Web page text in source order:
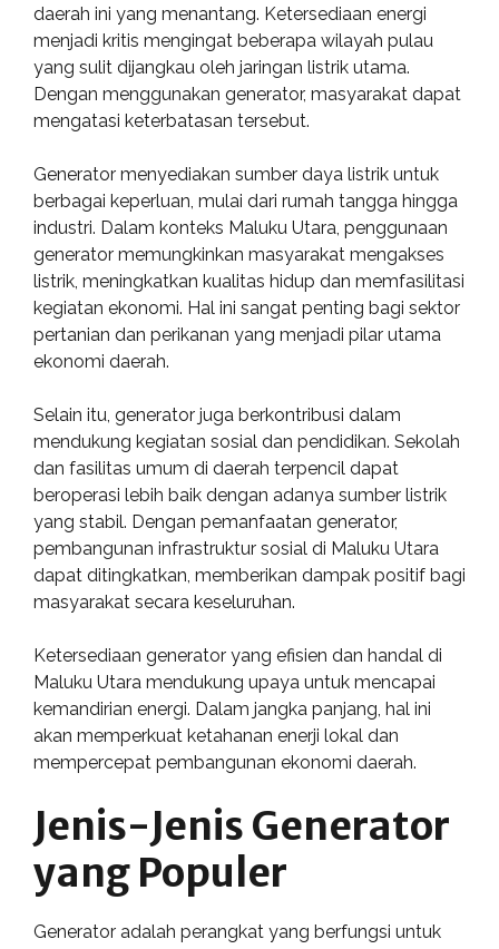
daerah ini yang menantang. Ketersediaan energi
menjadi kritis mengingat beberapa wilayah pulau
yang sulit dijangkau oleh jaringan listrik utama.
Dengan menggunakan generator, masyarakat dapat
mengatasi keterbatasan tersebut.
Generator menyediakan sumber daya listrik untuk
berbagai keperluan, mulai dari rumah tangga hingga
industri. Dalam konteks Maluku Utara, penggunaan
generator memungkinkan masyarakat mengakses
listrik, meningkatkan kualitas hidup dan memfasilitasi
kegiatan ekonomi. Hal ini sangat penting bagi sektor
pertanian dan perikanan yang menjadi pilar utama
ekonomi daerah.
Selain itu, generator juga berkontribusi dalam
mendukung kegiatan sosial dan pendidikan. Sekolah
dan fasilitas umum di daerah terpencil dapat
beroperasi lebih baik dengan adanya sumber listrik
yang stabil. Dengan pemanfaatan generator,
pembangunan infrastruktur sosial di Maluku Utara
dapat ditingkatkan, memberikan dampak positif bagi
masyarakat secara keseluruhan.
Ketersediaan generator yang efisien dan handal di
Maluku Utara mendukung upaya untuk mencapai
kemandirian energi. Dalam jangka panjang, hal ini
akan memperkuat ketahanan enerji lokal dan
mempercepat pembangunan ekonomi daerah.
Jenis-Jenis Generator
yang Populer
Generator adalah perangkat yang berfungsi untuk